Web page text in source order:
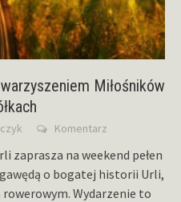
Miłośników
Komentarz
zaprasza na weekend pełen
o bogatej historii Urli,
Wydarzenie to